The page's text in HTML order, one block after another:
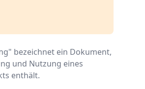
bezeichnet ein Dokument,
und Nutzung eines
enthält.